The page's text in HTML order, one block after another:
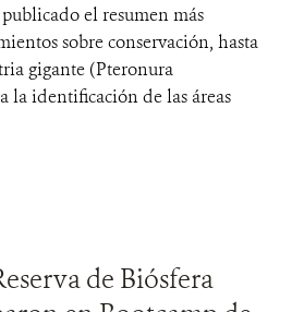
el resumen más
sobre conservación, hasta
gigante (Pteronura
la identificación de las áreas
de Biósfera